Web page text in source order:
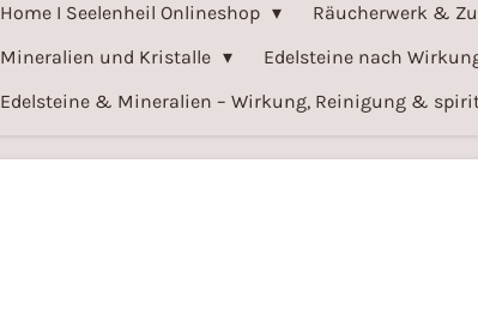
Home I Seelenheil Onlineshop Räucherwerk &
Mineralien und Kristalle
Edelsteine nach
Edelsteine & Mineralien – Wirkung, Reinigung &